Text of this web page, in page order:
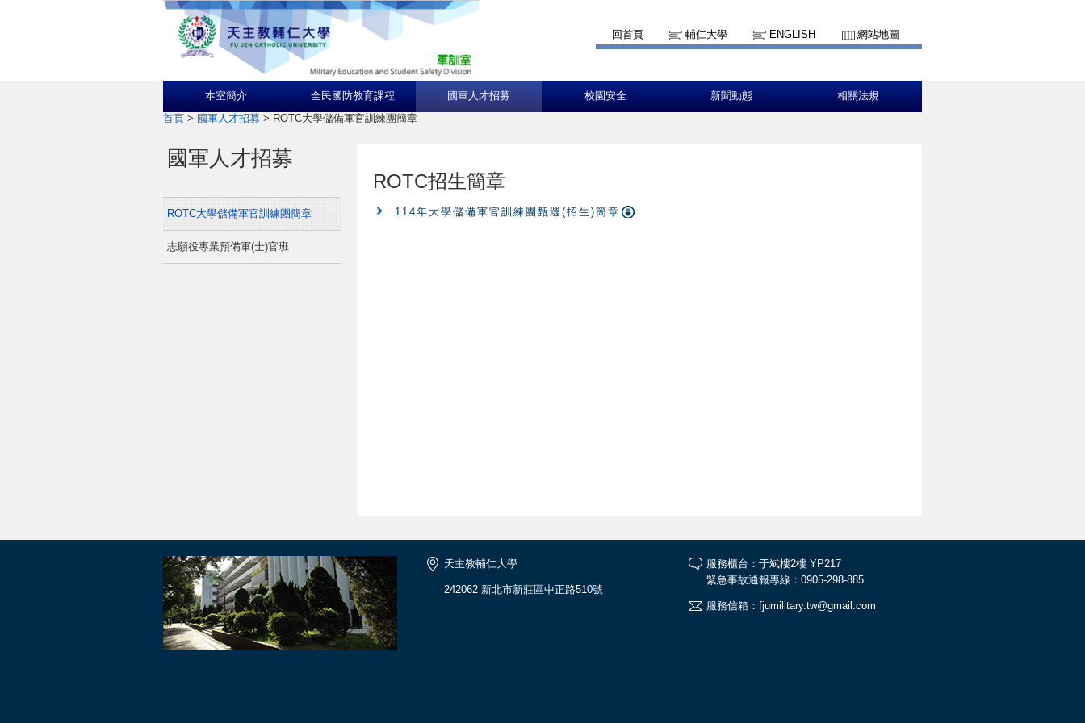
回首頁 輔仁大學 ENGLISH 網站地圖
本室簡介 全民國防教育課程 國軍人才招募 校園安全 新聞動態 相關法規
首頁 > 國軍人才招募 > ROTC大學儲備軍官訓練團簡章
國軍人才招募
ROTC大學儲備軍官訓練團簡章
志願役專業預備軍(士)官班
ROTC招生簡章
114年大學儲備軍官訓練團甄選(招生)簡章
天主教輔仁大學
242062 新北市新莊區中正路510號
服務櫃台：于斌樓2樓 YP217
緊急事故通報專線：0905-298-885
服務信箱：fjumilitary.tw@gmail.com